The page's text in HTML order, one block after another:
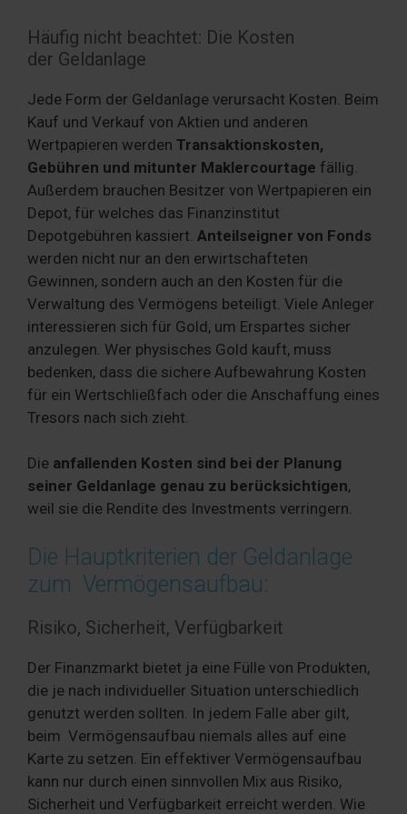
Häufig nicht beachtet: Die Kosten
der Geldanlage
Jede Form der Geldanlage verursacht Kosten. Beim
Kauf und Verkauf von Aktien und anderen
Wertpapieren werden Transaktionskosten,
Gebühren und mitunter Maklercourtage fällig.
Außerdem brauchen Besitzer von Wertpapieren ein
Depot, für welches das Finanzinstitut
Depotgebühren kassiert. Anteilseigner von Fonds
werden nicht nur an den erwirtschafteten
Gewinnen, sondern auch an den Kosten für die
Verwaltung des Vermögens beteiligt. Viele Anleger
interessieren sich für Gold, um Erspartes sicher
anzulegen. Wer physisches Gold kauft, muss
bedenken, dass die sichere Aufbewahrung Kosten
für ein Wertschließfach oder die Anschaffung eines
Tresors nach sich zieht.
Die anfallenden Kosten sind bei der Planung
seiner Geldanlage genau zu berücksichtigen,
weil sie die Rendite des Investments verringern.
Die Hauptkriterien der Geldanlage
zum Vermögensaufbau:
Risiko, Sicherheit, Verfügbarkeit
Der Finanzmarkt bietet ja eine Fülle von Produkten,
die je nach individueller Situation unterschiedlich
genutzt werden sollten. In jedem Falle aber gilt,
beim Vermögensaufbau niemals alles auf eine
Karte zu setzen. Ein effektiver Vermögensaufbau
kann nur durch einen sinnvollen Mix aus Risiko,
Sicherheit und Verfügbarkeit erreicht werden. Wie